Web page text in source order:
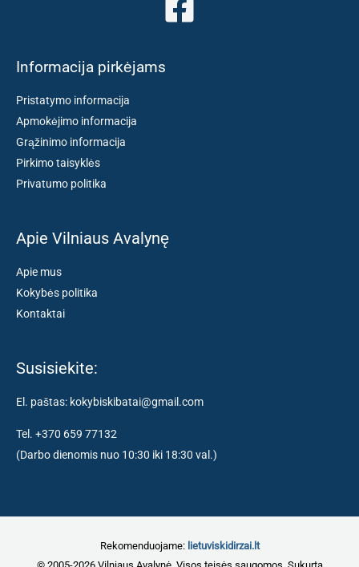
Informacija pirkėjams
Pristatymo informacija
Apmokėjimo informacija
Grąžinimo informacija
Pirkimo taisyklės
Privatumo politika
Apie Vilniaus Avalynę
Apie mus
Kokybės politika
Kontaktai
Susisiekite:
El. paštas: kokybiskibatai@gmail.com
Tel. +370 659 77132
(Darbo dienomis nuo 10:30 iki 18:30 val.)
Rekomenduojame: lietuviskidirzai.lt